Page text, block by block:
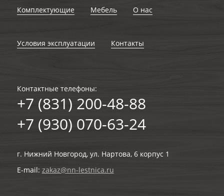
Комплектующие Мебель О нас
Условия эксплуатации Контакты
Контактные телефоны:
+7 (831) 200-48-88
+7 (930) 070-63-24
г. Нижний Новгород, ул. Нартова, 6 корпус 1
E-mail: zakaz@nn-lestnica.ru